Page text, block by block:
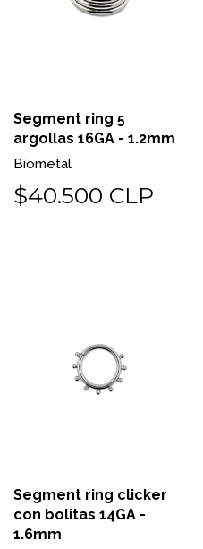
Segment ring 5
argollas 16GA - 1.2mm
Biometal
$40.500 CLP
Segment ring clicker
con bolitas 14GA -
1.6mm